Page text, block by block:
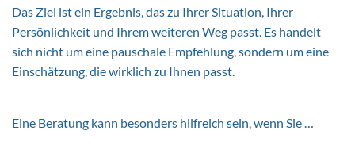
Das Ziel ist ein Ergebnis, das zu Ihrer Situation, Ihrer
Persönlichkeit und Ihrem weiteren Weg passt. Es handelt
sich nicht um eine pauschale Empfehlung, sondern um eine
Einschätzung, die wirklich zu Ihnen passt.
Eine Beratung kann besonders hilfreich sein, wenn Sie …